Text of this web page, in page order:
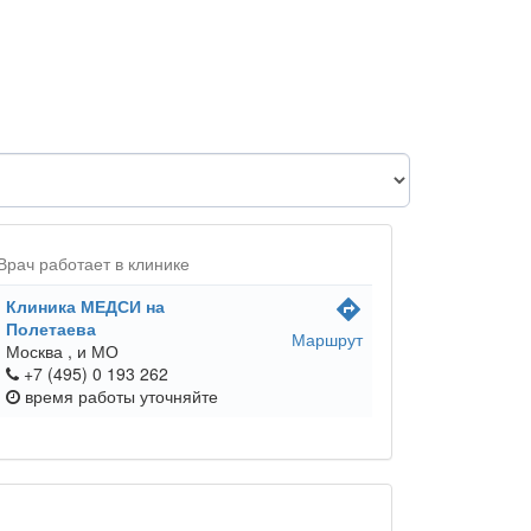
работает в клинике
Клиника МЕДСИ на
Полетаева
Москва , и МО
+7 (495) 0 193 262
время работы уточняйте
directions
Маршрут